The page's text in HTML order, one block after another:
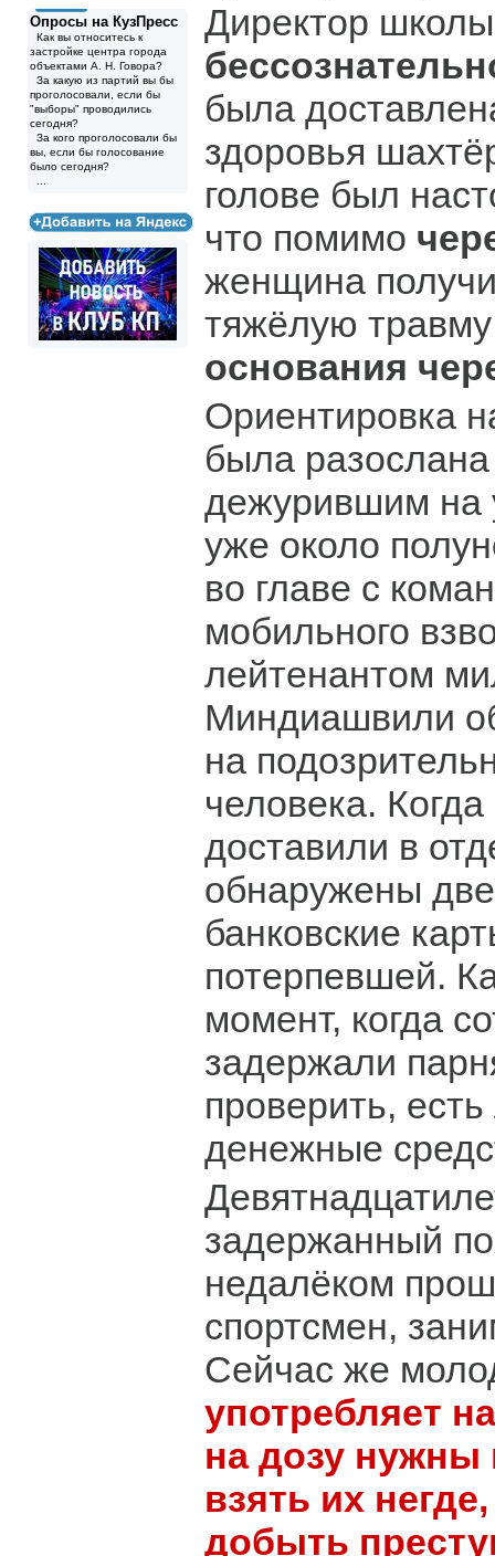
Опросы на КузПресс
Как вы относитесь к
застройке центра города
объектами А. Н. Говора?
За какую из партий вы бы
проголосовали, если бы
"выборы" проводились
сегодня?
За кого проголосовали бы
вы, если бы голосование
было сегодня?
Директор
была
здоровья
голове был
что помимо
женщина
тяжёлую
основания
Ориентировка
была
дежурившим на
уже около
во главе с
мобильного
лейтенантом
Миндиашвили
на
человека.
доставили в
обнаружены
банковские
потерпевшей.
момент, когда
задержали
проверить,
денежные
задержанный
недалёком
спортсмен,
Сейчас же
употребляет
на дозу нужны
взять их
добыть